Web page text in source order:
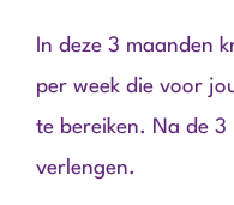
In deze 3 maanden
per week die voor
te bereiken. Na de
verlengen.